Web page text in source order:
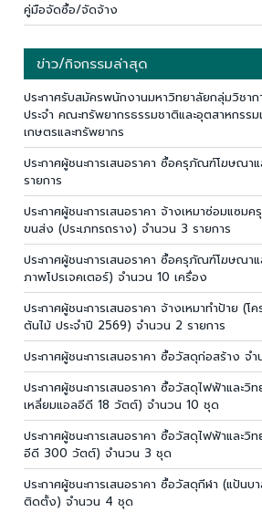
คู่มือจัดซื้อ/จัดจ้าง
ข่าว/กิจกรรมล่าสุด
ประกาศรับสมัครพนักงานมหาวิทยาลัยกลุ่มวิชา
ประจำ คณะทรัพยากรธรรมชาติและอุตสาหกรร
เกษตรและทรัพยากร
ประกาศผู้ชนะการเสนอราคา ซื้อครุภัณฑ์โฆษณา
รายการ
ประกาศผู้ชนะการเสนอราคา จ้างเหมาซ่อมแซม
ขนส่ง (ประเภทรถราง) จำนวน 3 รายการ
ประกาศผู้ชนะการเสนอราคา ซื้อครุภัณฑ์โฆษณาแ
ภาพโปรเจคเตอร์) จำนวน 10 เครื่อง
ประกาศผู้ชนะการเสนอราคา จ้างเหมาทำป้าย (
ต้นไม้ ประจำปี 2569) จำนวน 2 รายการ
ประกาศผู้ชนะการเสนอราคา ซื้อวัสดุก่อสร้าง จ
ประกาศผู้ชนะการเสนอราคา ซื้อวัสดุไฟฟ้าและวิ
เหลี่ยมแอลอีดี 18 วัตต์) จำนวน 10 ชุด
ประกาศผู้ชนะการเสนอราคา ซื้อวัสดุไฟฟ้าและ
อีดี 300 วัตต์) จำนวน 3 ชุด
ประกาศผู้ชนะการเสนอราคา ซื้อวัสดุกีฬา (แป้น
ติดตั้ง) จำนวน 4 ชุด